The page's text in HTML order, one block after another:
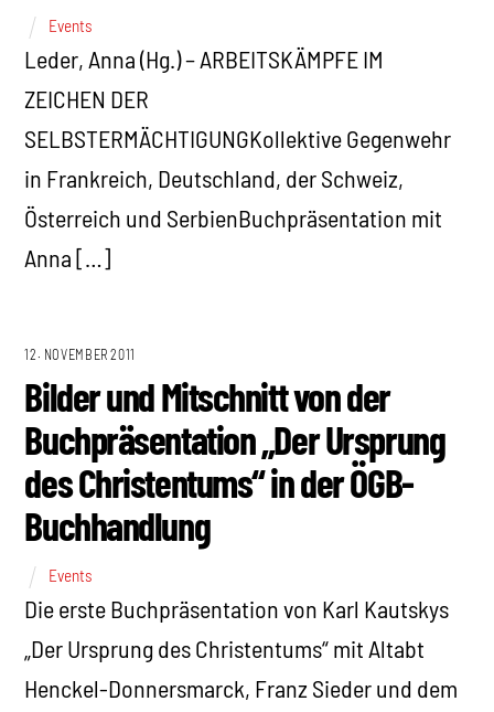
Events
Leder, Anna (Hg.) – ARBEITSKÄMPFE IM
ZEICHEN DER
SELBSTERMÄCHTIGUNGKollektive Gegenwehr
in Frankreich, Deutschland, der Schweiz,
Österreich und SerbienBuchpräsentation mit
Anna […]
12. NOVEMBER 2011
Bilder und Mitschnitt von der
Buchpräsentation „Der Ursprung
des Christentums“ in der ÖGB-
Buchhandlung
Events
Die erste Buchpräsentation von Karl Kautskys
„Der Ursprung des Christentums“ mit Altabt
Henckel-Donnersmarck, Franz Sieder und dem